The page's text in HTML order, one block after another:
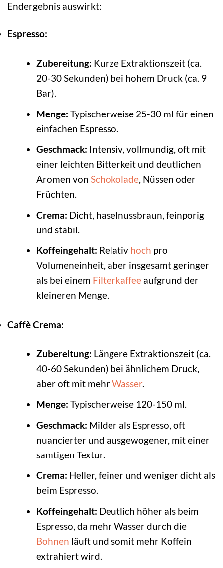
Endergebnis auswirkt:
Espresso:
Zubereitung: Kurze Extraktionszeit (ca.
20-30 Sekunden) bei hohem Druck (ca. 9
Bar).
Menge: Typischerweise 25-30 ml für einen
einfachen Espresso.
Geschmack: Intensiv, vollmundig, oft mit
einer leichten Bitterkeit und deutlichen
Aromen von Schokolade, Nüssen oder
Früchten.
Crema: Dicht, haselnussbraun, feinporig
und stabil.
Koffeingehalt: Relativ hoch pro
Volumeneinheit, aber insgesamt geringer
als bei einem Filterkaffeeaufgrund der
kleineren Menge.
Caffè Crema:
Zubereitung: Längere Extraktionszeit (ca.
40-60 Sekunden) bei ähnlichem Druck,
aber oft mit mehrWasser.
Menge: Typischerweise 120-150 ml.
Geschmack: Milder als Espresso, oft
nuancierter und ausgewogener, mit einer
samtigen Textur.
Crema: Heller, feiner und weniger dicht als
beim Espresso.
Koffeingehalt: Deutlich höher als beim
Espresso, da mehr Wasser durch die
Bohnen läuft und somit mehr Koffein
extrahiert wird.